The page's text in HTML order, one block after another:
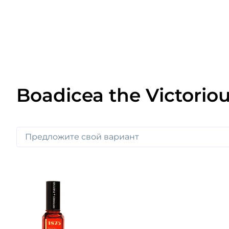
Boadicea the